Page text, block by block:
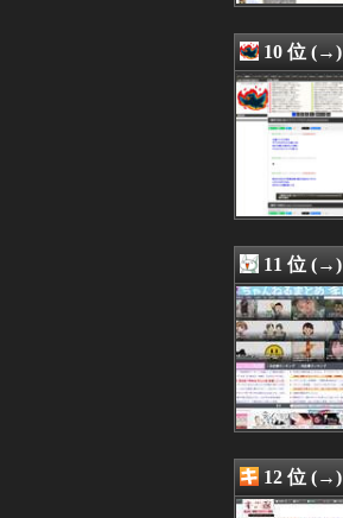
08/06 07:09
08/06 07:03
08/06 07:01
08/06 07:00
08/06 07:00
08/06 07:00
08/06 07:00
08/06 07:00
08/06 07:00
08/06 06:44
08/06 06:40
08/06 06:39
08/06 06:39
08/06 06:33
08/06 06:31
08/06 06:30
08/06 06:30
08/06 06:27
08/06 06:23
08/06 06:21
10 位 (→)
11 位 (→)
12 位 (→)